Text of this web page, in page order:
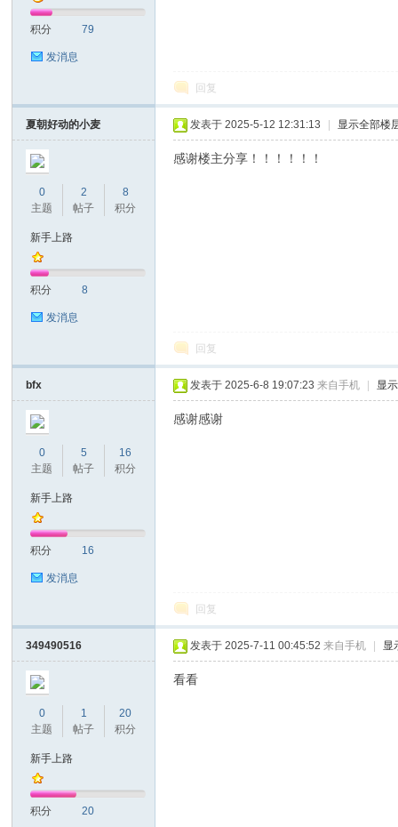
(C
积分 79
发消息
回复
夏朝好动的小麦
0
主题
2
帖子
8
积分
新手上路
积分 8
发消息
发表于 2025-5-12 12:31:13 显示全部楼
感谢楼主分享！！！！！！
回复
bfx
0
主题
5
帖子
16
积分
新手上路
积分 16
发消息
发表于 2025-6-8 19:07:23 来自手机 显
感谢感谢
回复
349490516
0
主题
1
帖子
20
积分
新手上路
积分 20
发表于 2025-7-11 00:45:52 来自手机 显
看看